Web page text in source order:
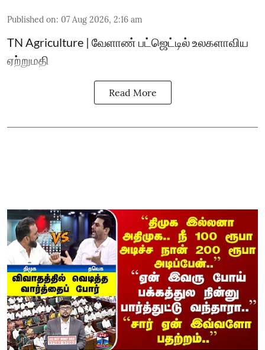
Published on: 07 Aug 2026, 2:16 am
TN Agriculture | வேளாண் பட்ஜெட்டில் உலகளாவிய
ஏற்றுமதி
Read More